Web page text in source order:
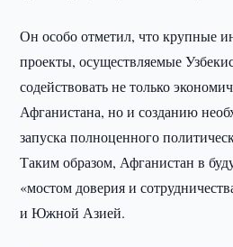
Он особо отметил, что крупные
проекты, осуществляемые
содействовать не только
Афганистана, но и созданию
запуска полноценного
Таким образом, Афганистан в
«мостом доверия и
и Южной Азией.